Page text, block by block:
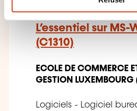
n
L’essentiel sur MS-
(C1310)
ECOLE DE COMMERCE
GESTION LUXEMBOURG
Logiciels - Logiciel